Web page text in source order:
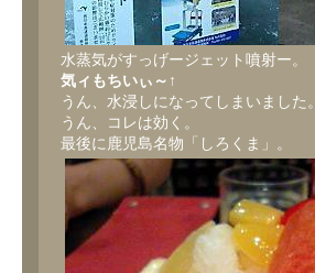
水蒸気がすっげージェット噴射ー。
気ィもちいぃ～↑
うん、水浸しになってしまいました。
うん、コレは効く。
最後に鹿児島名物「しろくま」。